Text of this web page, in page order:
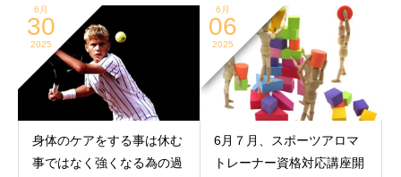
6月
30
2025
身体のケアをする事は休む
事ではなく強くなる為の過
6月
06
2025
6月７月、スポーツアロマ
トレーナー資格対応講座開